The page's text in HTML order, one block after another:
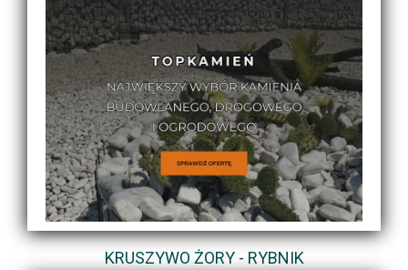
KRUSZYWO ŻORY - RYBNIK